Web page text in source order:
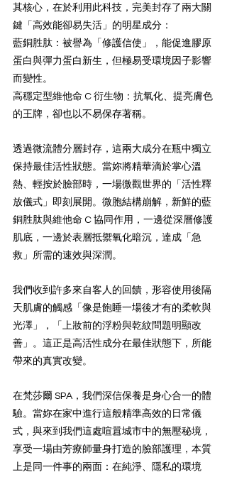
其核心，在於利用此科技，完美封存了兩大關
鍵「高效能卻易失活」的明星成分：
藍銅胜肽：被譽為「修護信使」，能促進膠原
蛋白與彈力蛋白新生，但極易受環境因子影響
而變性。
高穩定型維他命 C 衍生物：抗氧化、提亮膚色
的王牌，卻也以不易保存著稱。
透過微流體分層封存，這兩大成分在瓶中獨立
保持最佳活性狀態。當妳將精華滴於掌心溫
熱、輕按於臉部時，一場微觀世界的「活性釋
放儀式」即刻展開。微胞結構崩解，新鮮的藍
銅胜肽與維他命 C 協同作用，一邊從深層修護
肌底，一邊於表層抵禦氧化暗沉，達成「急
救」所需的速效與深潤。
我們收到許多來自客人的回饋，形容使用後隔
天肌膚的觸感「像是飽睡一場後才有的柔軟與
光澤」，「上妝前的浮粉與乾紋問題明顯改
善」。這正是高活性成分在最佳狀態下，所能
帶來的真實改變。
在梵莎爾 SPA，我們深信保養是身心合一的體
驗。當妳在家中進行這般精準高效的日常儀
式，與來到我們這處喧囂城市中的無壓秘境，
享受一場由芳療師量身打造的臉部護理，本質
上是同一件事的兩面：在純淨、隱私的環境